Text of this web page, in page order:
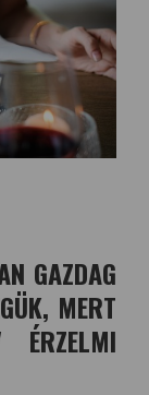
GAZDAG
MERT